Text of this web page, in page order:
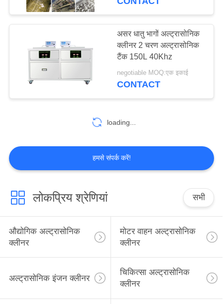
अल्ट्रासोनिक गोल्फ क्लब
अल्ट्रासोनिक ब्लाइंड
42
अल्ट्रासोनिक फिल्टर
सफाई मशीन
14
असर धातु भागों अल्ट्रासोनिक
क्लीनर 2 चरण अल्ट्रासोनिक
टैंक 150L 40Khz
negotiable MOQ:एक इकाई
CONTACT
loading...
हमसे संपर्क करें!
लोकप्रिय श्रेणियां सभी
औद्योगिक अल्ट्रासोनिक
क्लीनर
मोटर वाहन अल्ट्रासोनिक
क्लीनर
अल्ट्रासोनिक इंजन क्लीनर
चिकित्सा अल्ट्रासोनिक
क्लीनर